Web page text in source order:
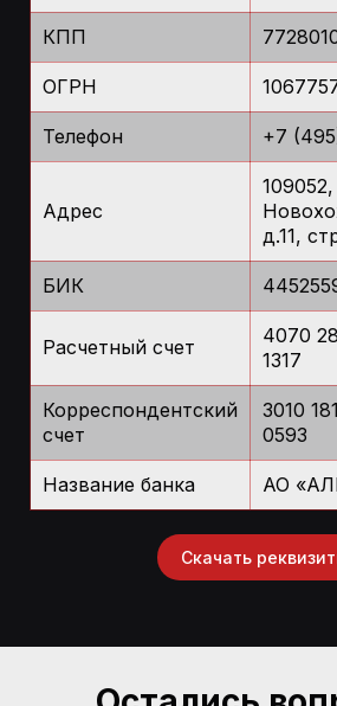
КПП
ОГРН
Телефон +7
Адрес
д.11,
БИК
Расчетный счет
4070
1317
Корреспондентский
счет
3010
0593
Название банка АО
Скачать